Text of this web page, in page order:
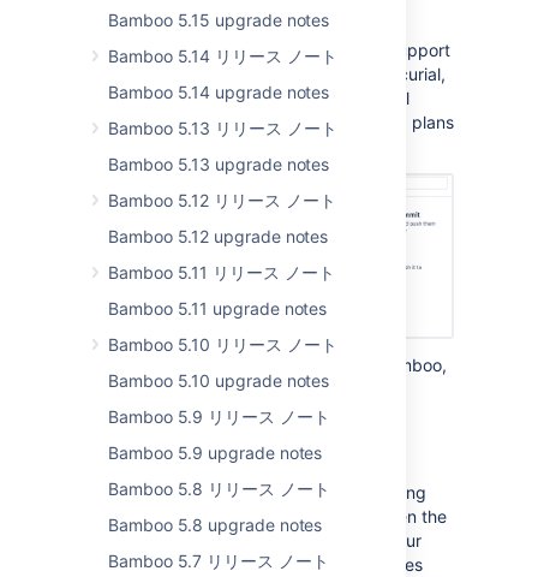
Bamboo 5.15 upgrade notes
Bamboo 5.14 リリース ノート
Bamboo 5.14 upgrade notes
Bamboo 5.13 リリース ノート
Bamboo 5.13 upgrade notes
Bamboo 5.12 リリース ノート
Bamboo 5.12 upgrade notes
Bamboo 5.11 リリース ノート
Bamboo 5.11 upgrade notes
Bamboo 5.10 リリース ノート
Bamboo 5.10 upgrade notes
Bamboo 5.9 リリース ノート
Bamboo 5.9 upgrade notes
Bamboo 5.8 リリース ノート
Bamboo 5.8 upgrade notes
Bamboo 5.7 リリース ノート
workflows.
Finally, we’ve expanded the repository support
of Repository tasks from SVN to Git, Mercurial,
Bitbucket Server, and Bitbucket Cloud. All
repository tasks can now be used in build plans
For more information on VCS tasks in Bamboo,
seeConfiguring a Source Control task
Welcome IPv6
Starting from Bamboo6.7, we're introducing
support for IPv6 environment. We’ve taken the
dual-stack approach (IPv4 + IPv6), so your
IPv4 addresses will still work. In most cases